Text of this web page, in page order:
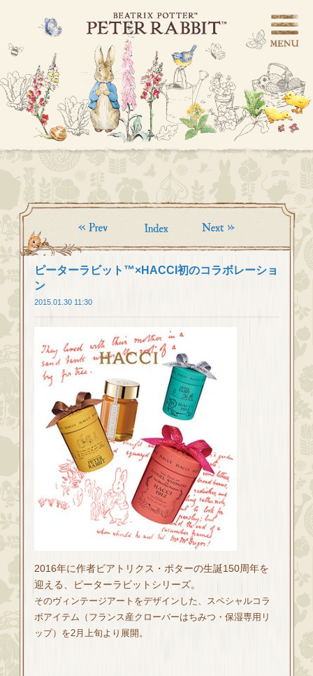
ピーターラビット™×HACCI初のコラボレーショ
ン
2015.01.30 11:30
2016年に作者ビアトリクス・ポターの生誕150周年を
迎える、ピーターラビットシリーズ。
そのヴィンテージアートをデザインした、スペシャルコラ
ボアイテム（フランス産クローバーはちみつ・保湿専用リ
ップ）を2月上旬より展開。